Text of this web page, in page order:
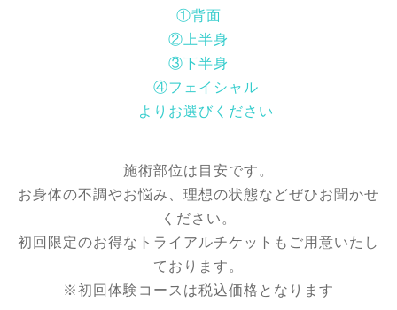
①背面
②上半身
③下半身
④フェイシャル
よりお選びください
施術部位は目安です。
お身体の不調やお悩み、理想の状態などぜひお聞かせ
ください。
初回限定のお得なトライアルチケットもご用意いたし
ております。
※初回体験コースは税込価格となります